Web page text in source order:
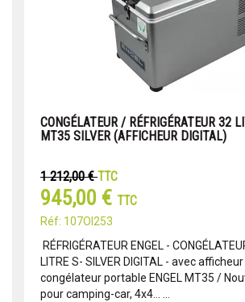
CONGÉLATEUR / RÉFRIGÉRATEUR 32
MT35 SILVER (AFFICHEUR DIGITAL)
1 212,00 €TTC
945,00 € TTC
Réf: 107OI253
RÉFRIGÉRATEUR ENGEL -
LITRE S- SILVER DIGITAL - avec
congélateur portable ENGEL MT35 /
pour camping-car, 4x4... ...